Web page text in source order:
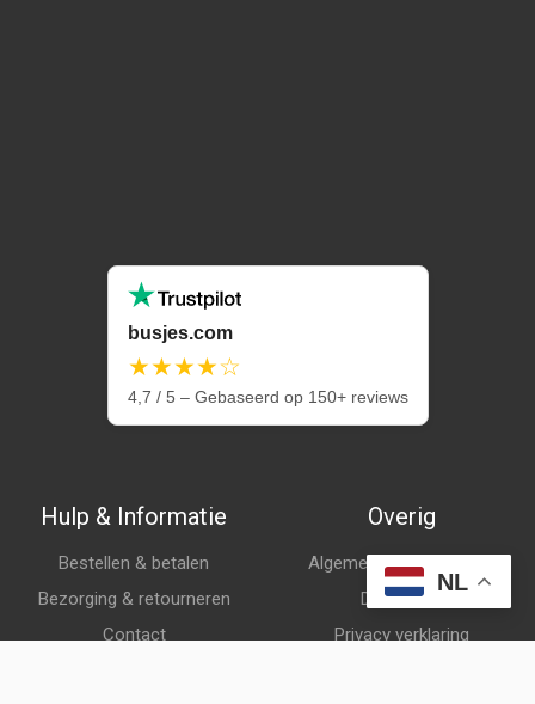
busjes.com
★★★★☆
4,7 / 5 – Gebaseerd op 150+ reviews
Hulp & Informatie
Bestellen & betalen
Bezorging & retourneren
Contact
Overig
Algemene voorwaarden
Disclaimer
Privacy verklaring
NL